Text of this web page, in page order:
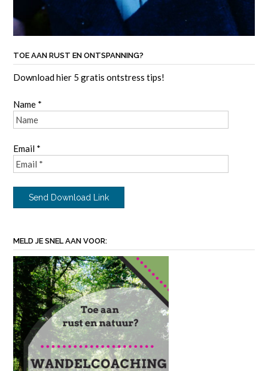
TOE AAN RUST EN ONTSPANNING?
Download hier 5 gratis ontstress tips!
Name *
Email *
MELD JE SNEL AAN VOOR: